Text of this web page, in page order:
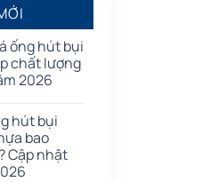
(91)
(7)
ống hút bụi
chất lượng
2026
hút bụi
bao
Cập nhật